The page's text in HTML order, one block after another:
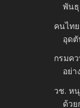
พันธุ
คนไท
อุดตั
กรมค
อย่า
วช. ห
ด้วย